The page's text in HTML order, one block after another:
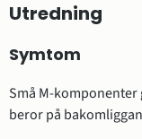
Utredning
Symtom
Små M-komponenter
beror på